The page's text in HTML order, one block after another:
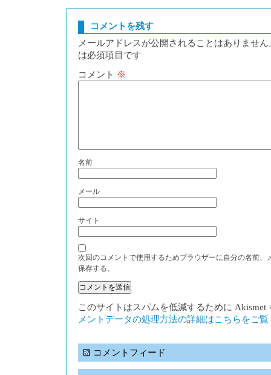
コメントを残す
メールアドレスが公開されることはありません
は必須項目です
コメント ※
名前
メール
サイト
次回のコメントで使用するためブラウザーに自分の名前、
保存する。
このサイトはスパムを低減するために Akismet
メントデータの処理方法の詳細はこちらをご
コメントフィード